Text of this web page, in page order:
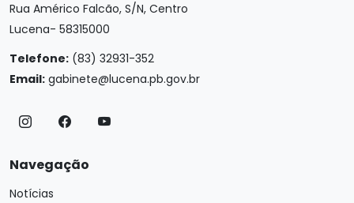
Rua Américo Falcão, S/N, Centro
Lucena- 58315000
Telefone: (83) 32931-352
Email: gabinete@lucena.pb.gov.br
Navegação
Notícias